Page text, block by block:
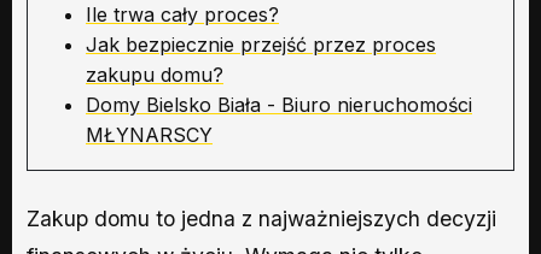
Ile trwa cały proces?
Jak bezpiecznie przejść przez proces
zakupu domu?
Domy Bielsko Biała - Biuro nieruchomości
MŁYNARSCY
Zakup domu to jedna z najważniejszych decyzji